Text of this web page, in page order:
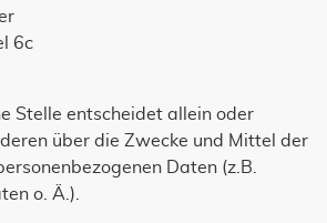
6c
Stelle entscheidet allein oder
über die Zwecke und Mittel der
Daten (z.B.
o. Ä.).